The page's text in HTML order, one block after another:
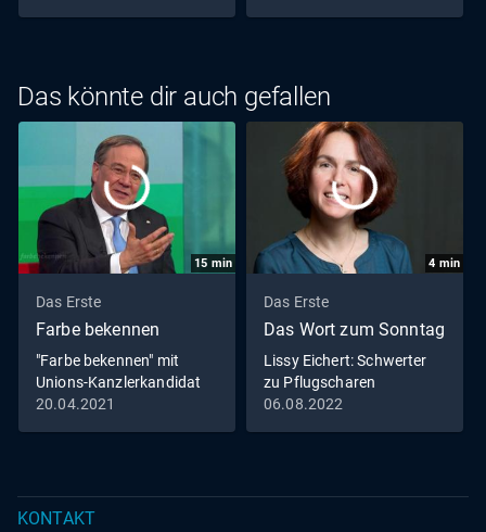
Das könnte dir auch gefallen
15 min
Das Erste
Farbe bekennen
"Farbe bekennen" mit
Unions-Kanzlerkandidat
Armin Laschet
20.04.2021
4 min
Das Erste
Das Wort zum Sonntag
Lissy Eichert: Schwerter
zu Pflugscharen
06.08.2022
KONTAKT